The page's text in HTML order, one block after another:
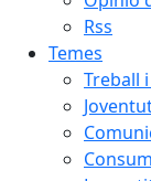
Rss
Temes
Treball
Consum